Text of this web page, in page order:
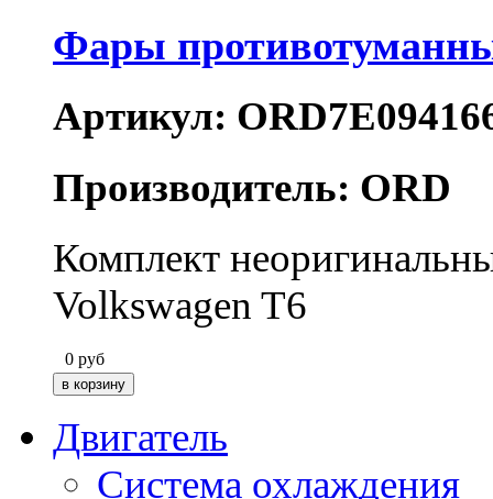
Фары
Артикул:
Производитель: ORD
Комплект
Volkswagen T6
0 руб
Двигатель
Система охлаждения